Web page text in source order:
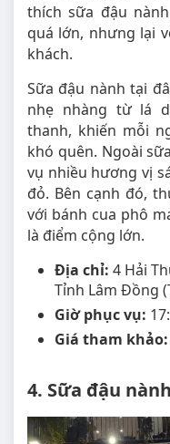
thích sữa đậu
quá lớn, nhưng lại
khách.
Sữa đậu nành tại
nhẹ nhàng từ lá
thanh, khiến mỗi
khó quên. Ngoài
vụ nhiều hương vị
đỏ. Bên cạnh đó,
với bánh cua phô
là điểm cộng lớn.
Địa chỉ: 4 Hải
Tỉnh Lâm Đồng
Giờ phục vụ:
Giá tham khảo:
4. Sữa đậu